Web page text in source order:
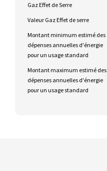
Gaz Effet de Serre
Valeur Gaz Effet de serre
Montant minimum estimé des
dépenses annuelles d'énergie
pour un usage standard
Montant maximum estimé des
dépenses annuelles d'énergie
pour un usage standard